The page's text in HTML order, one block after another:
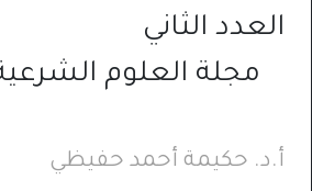
العدد الثاني
مجلة العلوم
أ.د. حكيمة أحمد حفيظي